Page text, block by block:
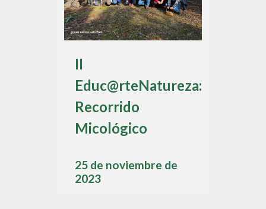
II
Educ@rteNatureza:
Recorrido
Micológico
25 de noviembre de
2023